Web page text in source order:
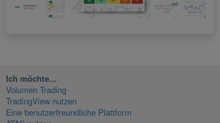
Ich möchte...
Volumen Trading
TradingView nutzen
Eine benutzerfreundliche Plattform